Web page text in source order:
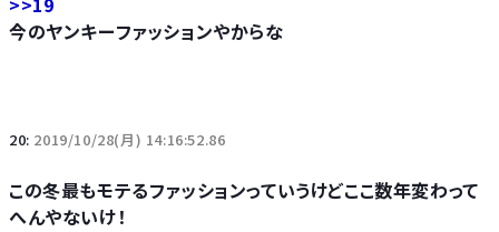
今のヤンキーファッションやからな
20: 2019/10/28(月) 14:16:52.86
この冬最もモテるファッションっていうけどここ数年変わって
へんやないけ！